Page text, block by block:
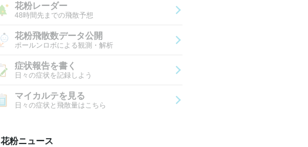
花粉レーダー
48時間先までの飛散予想
花粉飛散数データ公開
ポールンロボによる観測・解析
症状報告を書く
日々の症状を記録しよう
マイカルテを見る
日々の症状と飛散量はこちら
花粉ニュース